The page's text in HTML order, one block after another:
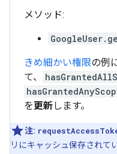
メソッド:
きめ細かい権限の例
て、
を更新します。
注:
リにキャッシュ保存されて